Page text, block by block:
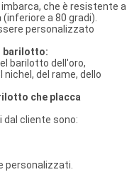
che è resistente a
a 80 gradi).
personalizzato
barilotto:
barilotto dell'oro,
nichel, del rame, dello
che placca
dal cliente sono:
personalizzati.